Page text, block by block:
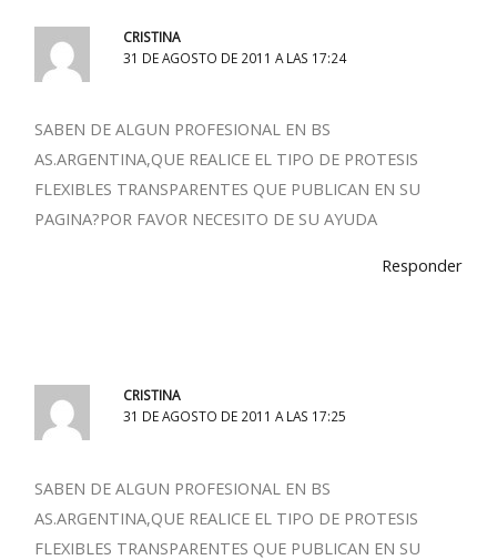
CRISTINA
31 DE AGOSTO DE 2011 A LAS 17:24
SABEN DE ALGUN PROFESIONAL EN BS
AS.ARGENTINA,QUE REALICE EL TIPO DE PROTESIS
FLEXIBLES TRANSPARENTES QUE PUBLICAN EN SU
PAGINA?POR FAVOR NECESITO DE SU AYUDA
Responder
CRISTINA
31 DE AGOSTO DE 2011 A LAS 17:25
SABEN DE ALGUN PROFESIONAL EN BS
AS.ARGENTINA,QUE REALICE EL TIPO DE PROTESIS
FLEXIBLES TRANSPARENTES QUE PUBLICAN EN SU